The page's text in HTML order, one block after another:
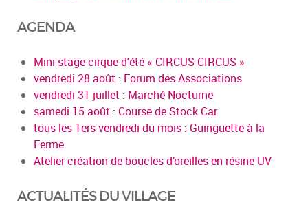
AGENDA
Mini-stage cirque d'été « CIRCUS-CIRCUS »
vendredi 28 août : Forum des Associations
vendredi 31 juillet : Marché Nocturne
samedi 15 août : Course de Stock Car
tous les 1ers vendredi du mois : Guinguette à la
Ferme
Atelier création de boucles d’oreilles en résine UV
ACTUALITÉS DU VILLAGE